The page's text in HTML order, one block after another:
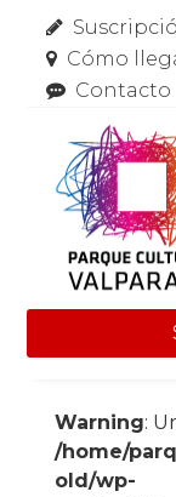
Cómo
Contacto
Warning:
/home/
old/wp-